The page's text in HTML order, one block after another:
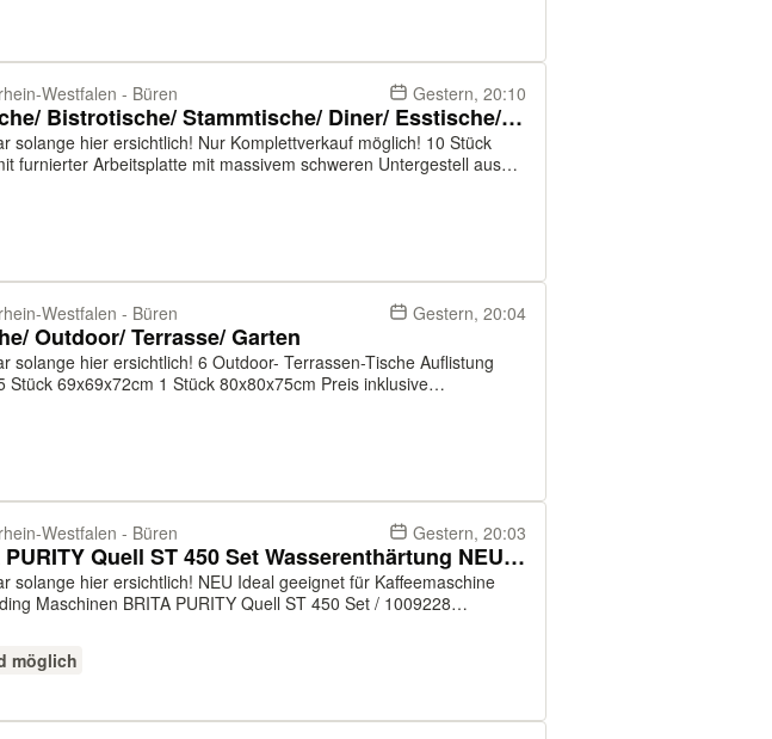
Westfalen - Büren Gestern, 20:10
10 Tische/ Bistrotische/ Stammtische/ Diner/ Esstische/ Saaltisch
ersichtlich! Nur Komplettverkauf möglich! 10 Stück
furnierter Arbeitsplatte mit massivem schweren Untergestell aus
Tische: 10 Stück 60x60x76cm Lieferung gegen Aufpreis, á
mögli...
Westfalen - Büren Gestern, 20:04
Outdoor/ Terrasse/ Garten
ersichtlich! 6 Outdoor- Terrassen-Tische Auflistung
69x69x72cm 1 Stück 80x80x75cm Preis inklusive
Westfalen - Büren Gestern, 20:03
BRITA PURITY Quell ST 450 Set Wasserenthärtung NEU 1009228
ersichtlich! NEU Ideal geeignet für Kaffeemaschine
PURITY Quell ST 450 Set / 1009228
- Der Purity Quell ST sorgt zuverlässig für die Entfernung
Schwermetallen, uner...
möglich